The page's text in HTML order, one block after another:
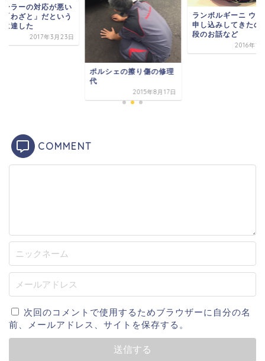
ーラーの対応が悪い
「わざと」だという
に達した
2017年3月23日
ポルシェの擦り傷の修理
代
2015年8月17日
ランボルギーニ ウ
申し込みしてきたの
段のお話など
2016年12
COMMENT
次回のコメントで使用するためブラウザーに自分の名
前、メールアドレス、サイトを保存する。